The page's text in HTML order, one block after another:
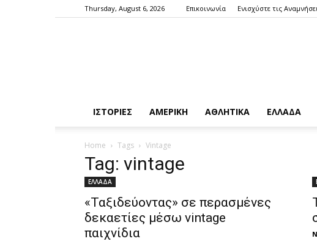
Thursday, August 6, 2026 Επικοινωνία Ενισχύστε τις
ΙΣΤΟΡΙΕΣ ΑΜΕΡΙΚΗ ΑΘΛΗΤΙΚΑ ΕΛΛΑΔΑ
Home Tags Vintage
Tag: vintage
ΕΛΛΑΔΑ
«Ταξιδεύοντας» σε περασμένες
δεκαετίες μέσω vintage
παιχνίδια